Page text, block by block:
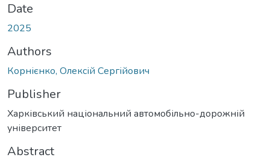
Date
2025
Authors
Корнієнко, Олексій Сергійович
Publisher
Харківський національний автомобільно-дорожній
університет
Abstract